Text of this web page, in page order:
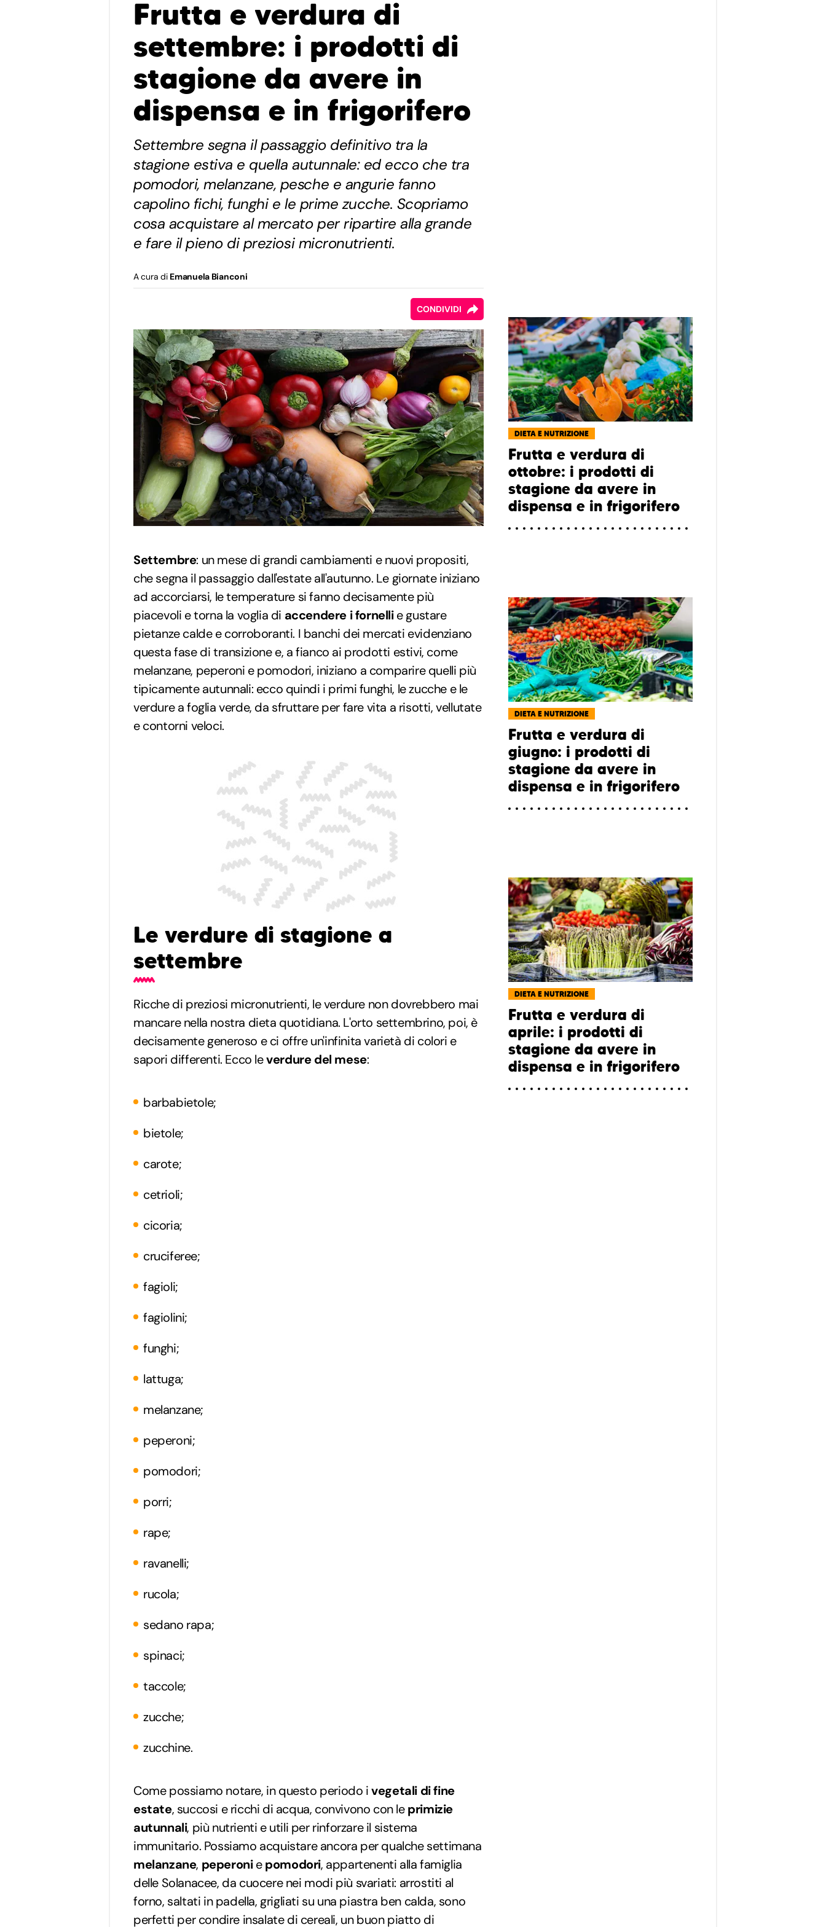
Frutta e verdura di
settembre: i prodotti di
stagione da avere in
dispensa e in frigorifero
Settembre segna il passaggio definitivo tra la
stagione estiva e quella autunnale: ed ecco che tra
pomodori, melanzane, pesche e angurie fanno
capolino fichi, funghi e le prime zucche. Scopriamo
cosa acquistare al mercato per ripartire alla grande
e fare il pieno di preziosi micronutrienti.
A cura di Emanuela Bianconi
CONDIVIDI
Settembre: un mese di grandi cambiamenti e nuovi propositi,
che segna il passaggio dall'estate all'autunno. Le giornate iniziano
ad accorciarsi, le temperature si fanno decisamente più
piacevoli e torna la voglia di accendere i fornellie gustare
pietanze calde e corroboranti. I banchi dei mercati evidenziano
questa fase di transizione e, a fianco ai prodotti estivi, come
melanzane, peperoni e pomodori, iniziano a comparire quelli più
tipicamente autunnali: ecco quindi i primi funghi, le zucche e le
verdure a foglia verde, da sfruttare per fare vita a risotti, vellutate
e contorni veloci.
Le verdure di stagione a
settembre
Ricche di preziosi micronutrienti, le verdure non dovrebbero mai
mancare nella nostra dieta quotidiana. L'orto settembrino, poi, è
decisamente generoso e ci offre un'infinita varietà di colori e
sapori differenti. Ecco leverdure del mese:
barbabietole;
bietole;
carote;
cetrioli;
cicoria;
cruciferee;
fagioli;
fagiolini;
funghi;
lattuga;
melanzane;
peperoni;
pomodori;
porri;
rape;
ravanelli;
rucola;
sedano rapa;
spinaci;
taccole;
zucche;
zucchine.
Come possiamo notare, in questo periodo ivegetali di fine
estate, succosi e ricchi di acqua, convivono con leprimizie
autunnali, più nutrienti e utili per rinforzare il sistema
immunitario. Possiamo acquistare ancora per qualche settimana
melanzane, peperoniepomodori, appartenenti alla famiglia
delle Solanacee, da cuocere nei modi più svariati: arrostiti al
forno, saltati in padella, grigliati su una piastra ben calda, sono
perfetti per condire insalate di cereali, un buon piatto di
DIETA E NUTRIZIONE
Frutta e verdura di
ottobre: i prodotti di
stagione da avere in
dispensa e in frigorifero
DIETA E NUTRIZIONE
Frutta e verdura di
giugno: i prodotti di
stagione da avere in
dispensa e in frigorifero
DIETA E NUTRIZIONE
Frutta e verdura di
aprile: i prodotti di
stagione da avere in
dispensa e in frigorifero